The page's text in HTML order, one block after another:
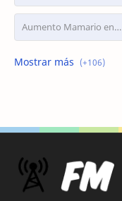
Aumento Mamario en Buenos Aires
Busco Empleo Sin Experiencia
busco trabajo la plata